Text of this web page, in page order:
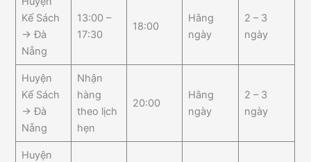
Kế Sách
→ Đà
Nẵng
13:00 –
17:30
18:00
Hằng
ngày
2 – 3
ngày
Huyện
Kế Sách
→ Đà
Nẵng
Nhận
hàng
theo lịch
hẹn
20:00
Hằng
ngày
2 – 3
ngày
Huyện